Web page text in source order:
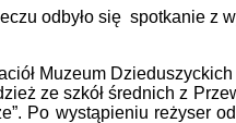
odbyło się spotkanie z
Muzeum
ze szkół średnich z
Po wystąpieniu reżyser